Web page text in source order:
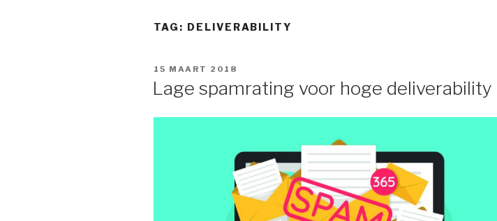
TAG: DELIVERABILITY
GEPLAATST
15 MAART 2018
Lage spamrating voor hoge deliverability